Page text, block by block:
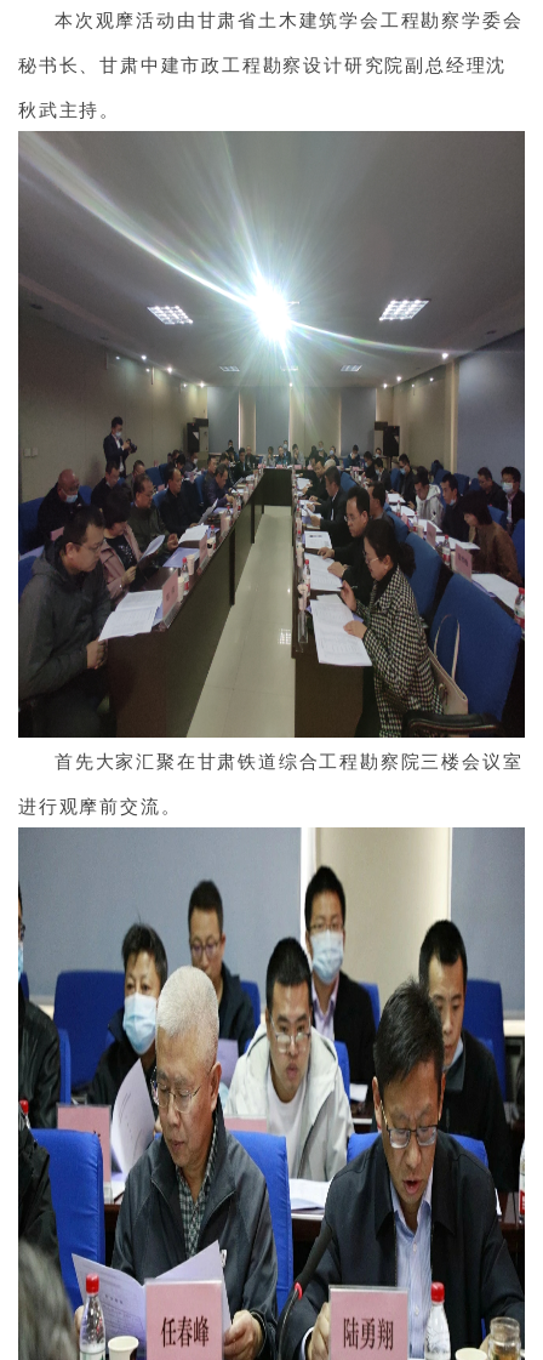
本次观摩活动由甘肃省土木建筑学会工程勘察学委会
秘书长、甘肃中建市政工程勘察设计研究院副总经理沈
秋武主持。
首先大家汇聚在甘肃铁道综合工程勘察院三楼会议室
进行观摩前交流。